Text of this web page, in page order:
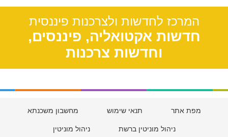
המרכז לחדשות ולצרכנות פיננסית
חדשות אקטואליה, פיננסים,
וחדשות צרכנות
מפת אתר תנאי שימוש מחשבון משכנתא
ניהול מוניטין ברשת ניהול מוניטין